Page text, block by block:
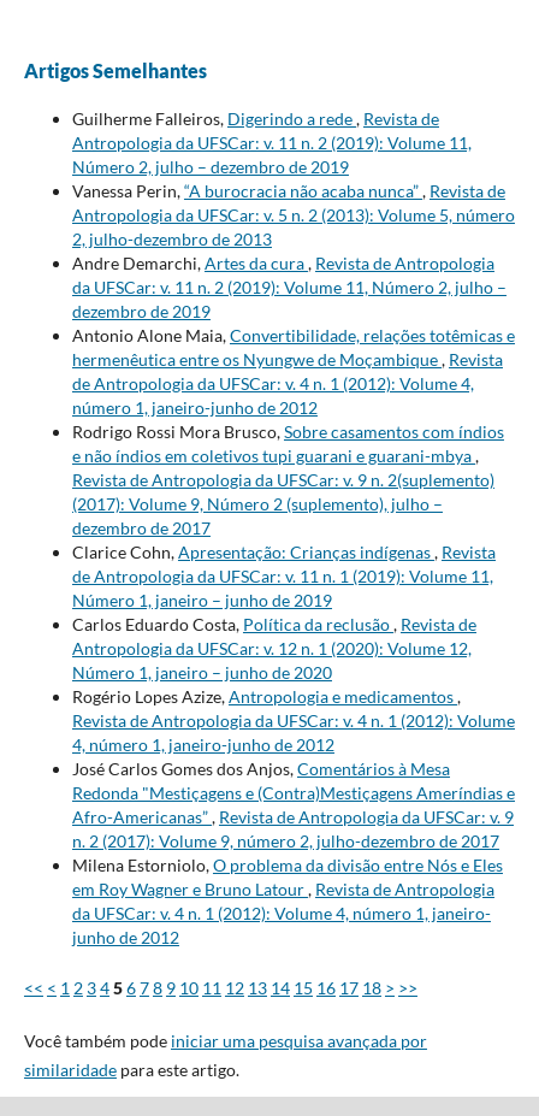
Artigos Semelhantes
Guilherme Falleiros, Digerindo a rede, Revista de
Antropologia da UFSCar: v. 11 n. 2 (2019): Volume 11,
Número 2, julho – dezembro de 2019
Vanessa Perin,“A burocracia não acaba nunca”, Revista de
Antropologia da UFSCar: v. 5 n. 2 (2013): Volume 5, número
2, julho-dezembro de 2013
Andre Demarchi,Artes da cura, Revista de Antropologia
da UFSCar: v. 11 n. 2 (2019): Volume 11, Número 2, julho –
dezembro de 2019
Antonio Alone Maia,Convertibilidade, relações totêmicas e
hermenêutica entre os Nyungwe de Moçambique, Revista
de Antropologia da UFSCar: v. 4 n. 1 (2012): Volume 4,
número 1, janeiro-junho de 2012
Rodrigo Rossi Mora Brusco,Sobre casamentos com índios
e não índios em coletivos tupi guarani e guarani-mbya,
Revista de Antropologia da UFSCar: v. 9 n. 2(suplemento)
(2017): Volume 9, Número 2 (suplemento), julho –
dezembro de 2017
Clarice Cohn,Apresentação: Crianças indígenas, Revista
de Antropologia da UFSCar: v. 11 n. 1 (2019): Volume 11,
Número 1, janeiro – junho de 2019
Carlos Eduardo Costa, Política da reclusão, Revista de
Antropologia da UFSCar: v. 12 n. 1 (2020): Volume 12,
Número 1, janeiro – junho de 2020
Rogério Lopes Azize,Antropologia e medicamentos,
Revista de Antropologia da UFSCar: v. 4 n. 1 (2012): Volume
4, número 1, janeiro-junho de 2012
José Carlos Gomes dos Anjos,Comentários à Mesa
Redonda "Mestiçagens e (Contra)Mestiçagens Ameríndias e
Afro-Americanas”, Revista de Antropologia da UFSCar: v. 9
n. 2 (2017): Volume 9, número 2, julho-dezembro de 2017
Milena Estorniolo,O problema da divisão entre Nós e Eles
em Roy Wagner e Bruno Latour, Revista de Antropologia
da UFSCar: v. 4 n. 1 (2012): Volume 4, número 1, janeiro-
junho de 2012
<< < 1 2 345678 9 10 11 12 13 14 15 16 17 18 > >>
Você também pode iniciar uma pesquisa avançada por
similaridadepara este artigo.